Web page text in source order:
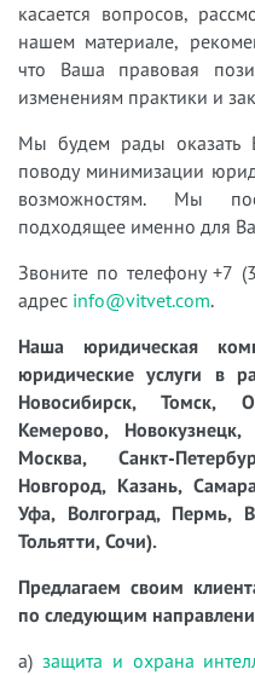
касается вопросов,
нашем материале,
что Ваша правовая
изменениям практики и
Мы будем рады оказать
поводу минимизации
возможностям. Мы
подходящее именно для
Звоните по телефону +7
адрес info@vitvet.com.
Наша юридическая
юридические услуги в
Новосибирск, Томск,
Кемерово,
Москва, Санкт-
Новгород, Казань,
Уфа, Волгоград, Пермь,
Тольятти, Сочи).
Предлагаем своим
по следующим
а) защита и охрана